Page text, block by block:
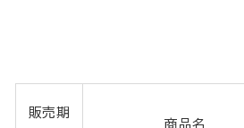
販売期
商品名